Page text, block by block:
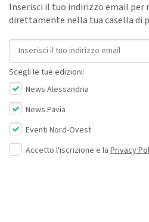
Inserisci il tuo indirizzo email per
direttamente nella tua casella di
Indirizzo email
Scegli le tue edizioni:
News Alessandria
News Pavia
Eventi Nord-Ovest
Accetto l'iscrizione e la Privacy